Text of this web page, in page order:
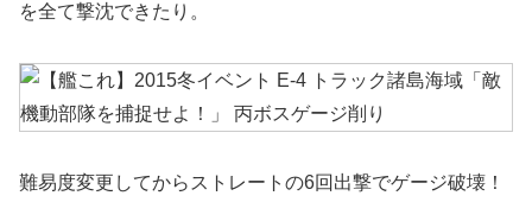
を全て撃沈できたり。
難易度変更してからストレートの6回出撃でゲージ破壊！